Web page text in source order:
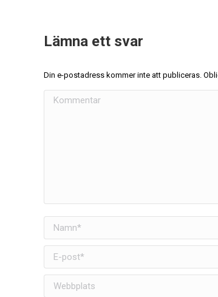
Lämna ett svar
Din e-postadress kommer inte att publiceras.
Kommentar
Namn *
E-post *
Webbplats